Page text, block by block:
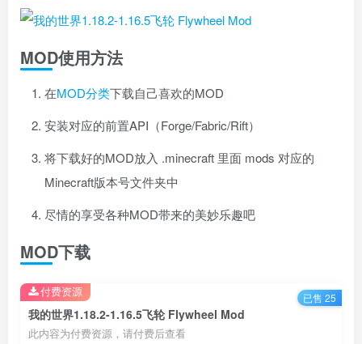
MOD使用方法
在MOD分类下载自己喜欢的MOD
安装对应的前置API（Forge/Fabric/Rift）
将下载好的MOD放入 .minecraft 里面 mods 对应的
Minecraft版本号文件夹中
尽情的享受各种MOD带来的美妙乐趣吧
MOD下载
我的世界1.18.2-1.16.5飞轮 Flywheel Mod
此内容为付费资源，请付费后查看
付费资源 已售 25